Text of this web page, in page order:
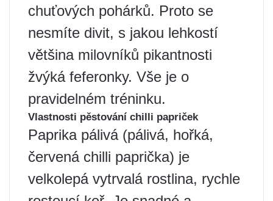
chuťových pohárků. Proto se
nesmíte divit, s jakou lehkostí
většina milovníků pikantnosti
žvýká feferonky. Vše je o
pravidelném tréninku.
Vlastnosti pěstování chilli papriček
Paprika pálivá (pálivá, hořká,
červená chilli paprička) je
velkolepá vytrvalá rostlina, rychle